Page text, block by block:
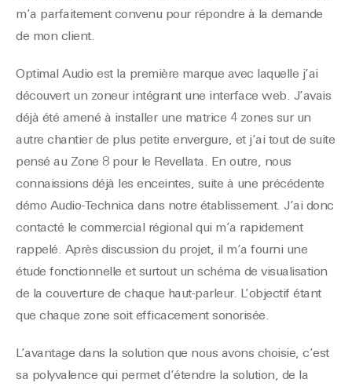
m’a parfaitement convenu pour répondre à la demande
de mon client.
Optimal Audio est la première marque avec laquelle j’ai
découvert un zoneur intégrant une interface web. J’avais
déjà été amené à installer une matrice 4 zones sur un
autre chantier de plus petite envergure, et j’ai tout de suite
pensé au Zone 8 pour le Revellata. En outre, nous
connaissions déjà les enceintes, suite à une précédente
démo Audio-Technica dans notre établissement. J’ai donc
contacté le commercial régional qui m’a rapidement
rappelé. Après discussion du projet, il m’a fourni une
étude fonctionnelle et surtout un schéma de visualisation
de la couverture de chaque haut-parleur. L’objectif étant
que chaque zone soit efficacement sonorisée.
L’avantage dans la solution que nous avons choisie, c’est
sa polyvalence qui permet d’étendre la solution, de la